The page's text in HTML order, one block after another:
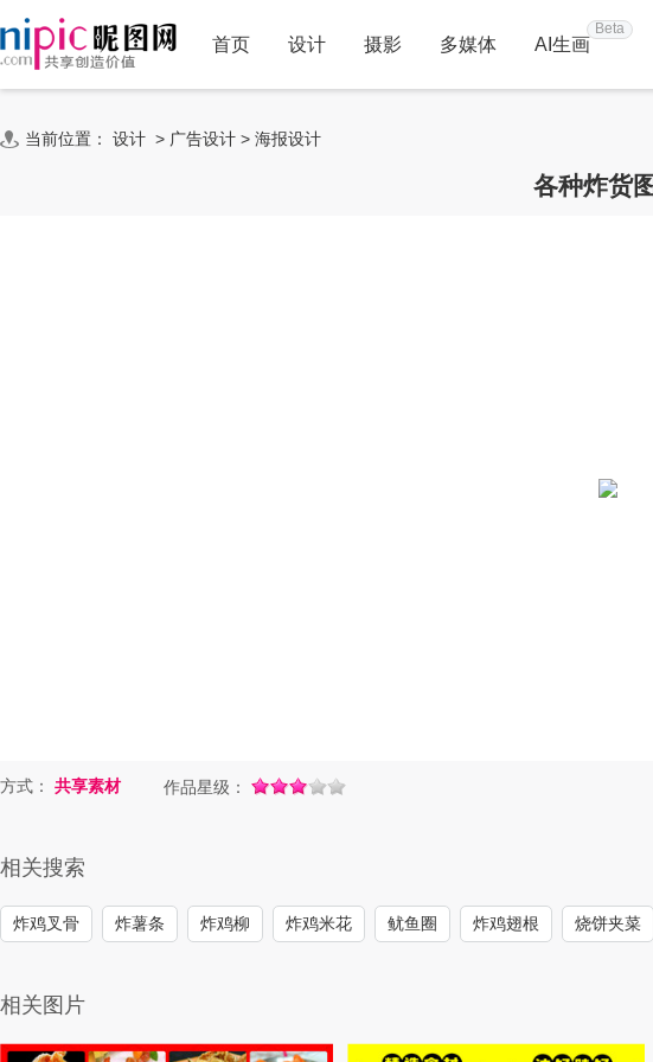
首页 设计 摄影 多媒体 AI生画
Beta
当前位置： 设计 > 广告设计 > 海报设计
各种炸货
方式： 共享素材 作品星级：
相关搜索
炸鸡叉骨 炸薯条 炸鸡柳 炸鸡米花 鱿鱼圈 炸鸡翅根 烧饼夹菜
相关图片